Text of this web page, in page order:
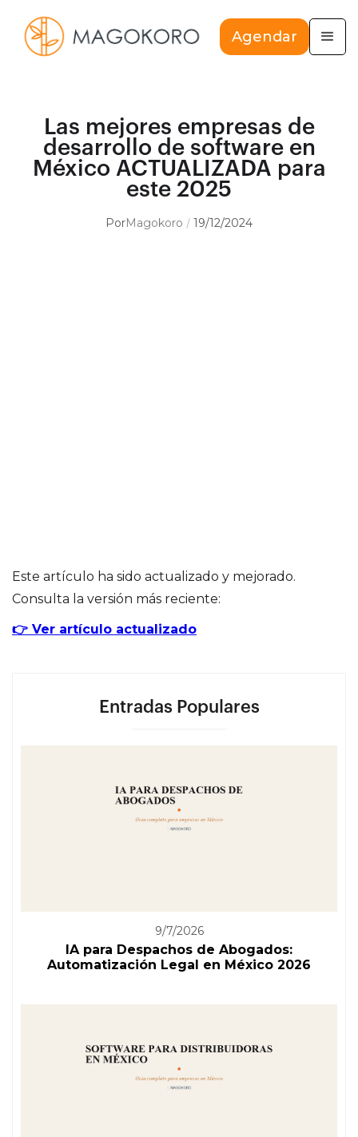
Agendar
Las mejores empresas de
desarrollo de software en
México ACTUALIZADA para
este 2025
PorMagokoro 19/12/2024
Este artículo ha sido actualizado y mejorado.
Consulta la versión más reciente:
👉 Ver artículo actualizado
Entradas Populares
9/7/2026
IA para Despachos de Abogados:
Automatización Legal en México 2026